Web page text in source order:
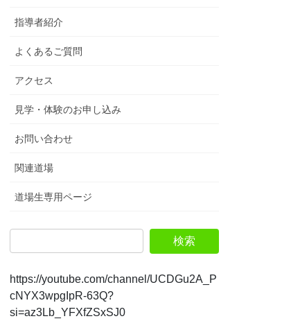
指導者紹介
よくあるご質問
アクセス
見学・体験のお申し込み
お問い合わせ
関連道場
道場生専用ページ
https://youtube.com/channel/UCDGu2A_P
cNYX3wpgIpR-63Q?
si=az3Lb_YFXfZSxSJ0